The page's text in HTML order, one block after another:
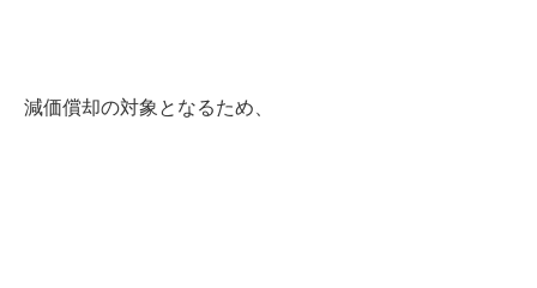
減価償却の対象となるため、